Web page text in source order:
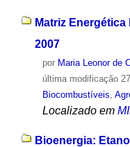
Matriz
2007
por Maria Leonor de
última modificação
Biocombustíveis
Localizado em
Bioenergia: